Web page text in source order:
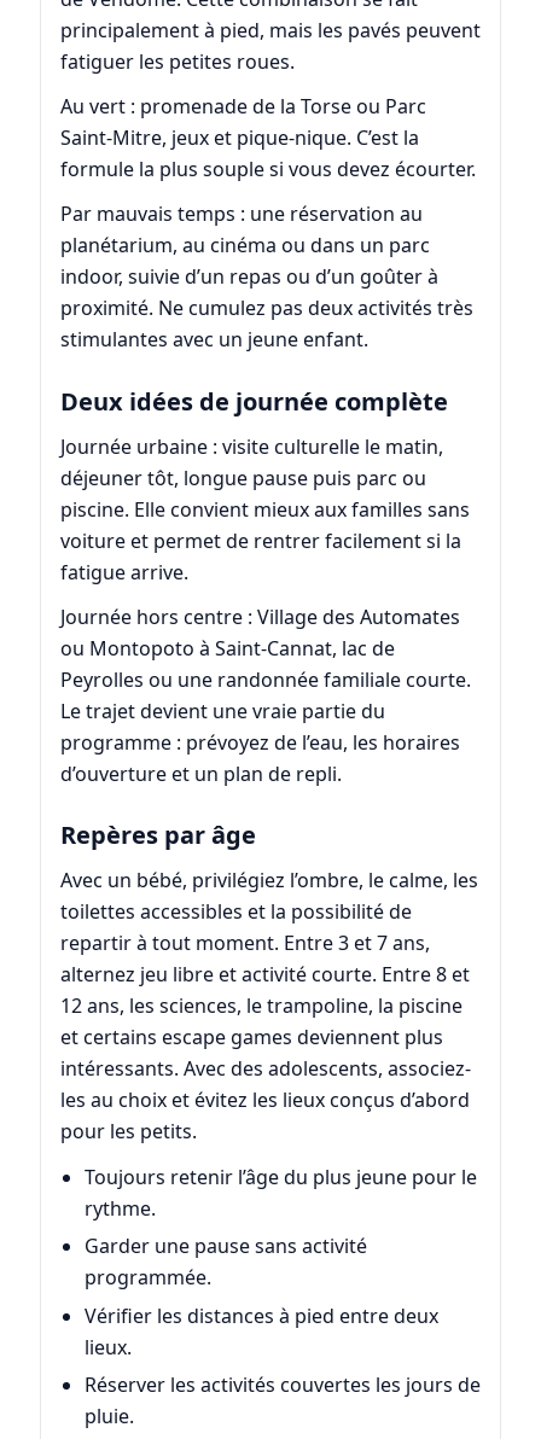
principalement à pied, mais les pavés peuvent
fatiguer les petites roues.
Au vert : promenade de la Torse ou Parc
Saint-Mitre, jeux et pique-nique. C’est la
formule la plus souple si vous devez écourter.
Par mauvais temps : une réservation au
planétarium, au cinéma ou dans un parc
indoor, suivie d’un repas ou d’un goûter à
proximité. Ne cumulez pas deux activités très
stimulantes avec un jeune enfant.
Deux idées de journée complète
Journée urbaine : visite culturelle le matin,
déjeuner tôt, longue pause puis parc ou
piscine. Elle convient mieux aux familles sans
voiture et permet de rentrer facilement si la
fatigue arrive.
Journée hors centre : Village des Automates
ou Montopoto à Saint-Cannat, lac de
Peyrolles ou une randonnée familiale courte.
Le trajet devient une vraie partie du
programme : prévoyez de l’eau, les horaires
d’ouverture et un plan de repli.
Repères par âge
Avec un bébé, privilégiez l’ombre, le calme, les
toilettes accessibles et la possibilité de
repartir à tout moment. Entre 3 et 7 ans,
alternez jeu libre et activité courte. Entre 8 et
12 ans, les sciences, le trampoline, la piscine
et certains escape games deviennent plus
intéressants. Avec des adolescents, associez-
les au choix et évitez les lieux conçus d’abord
pour les petits.
Toujours retenir l’âge du plus jeune pour le
rythme.
Garder une pause sans activité
programmée.
Vérifier les distances à pied entre deux
lieux.
Réserver les activités couvertes les jours de
pluie.